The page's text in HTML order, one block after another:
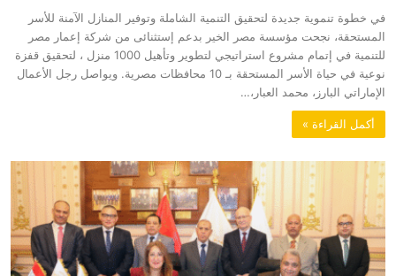
في خطوة تنموية جديدة لتحقيق التنمية الشاملة وتوفير المنازل الآمنة للأسر
المستحقة، نجحت مؤسسة مصر الخير بدعم إستثنائى من شركة إعمار مصر
للتنمية في إتمام مشروع استراتيجي لتطوير وتأهيل 1000 منزل ، لتحقيق قفزة
نوعية في حياة الأسر المستحقة بـ 10 محافظات مصرية. ويواصل رجل الأعمال
الإماراتي البارز، محمد العبار،…
‫أكمل القراءة »‬